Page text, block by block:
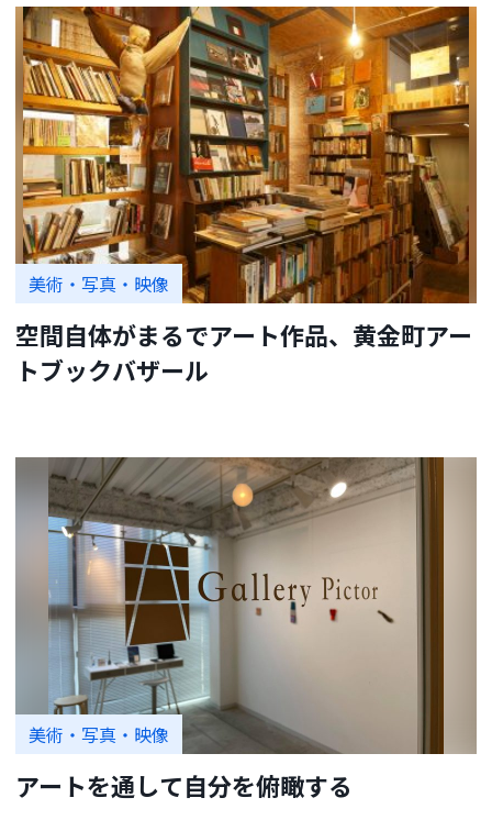
美術・写真・映像
空間自体がまるでアート作品、黄金町アー
トブックバザール
美術・写真・映像
アートを通して自分を俯瞰する